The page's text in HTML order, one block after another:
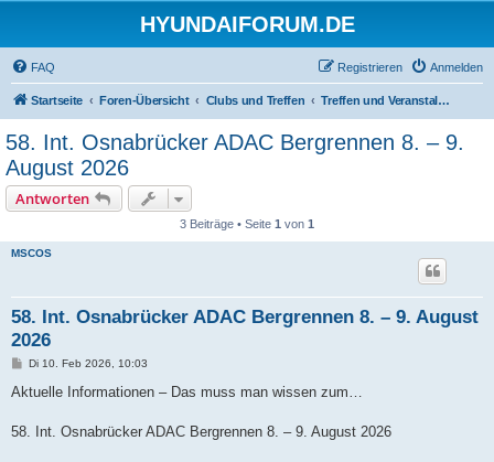
HYUNDAIFORUM.DE
FAQ Anmelden
Registrieren
Startseite Foren-Übersicht Clubs und Treffen Treffen und Veranstaltungen
58. Int. Osnabrücker ADAC Bergrennen 8. – 9.
August 2026
Antworten
3 Beiträge • Seite 1 von 1
MSCOS
58. Int. Osnabrücker ADAC Bergrennen 8. – 9. August
2026
B
i
a
Di 10. Feb 2026, 10:03
Aktuelle Informationen – Das muss man wissen zum…
58. Int. Osnabrücker ADAC Bergrennen 8. – 9. August 2026